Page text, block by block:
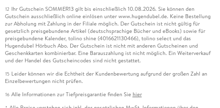
12 Ihr Gutschein SOMMER13 gilt bis einschließlich 10.08.2026. Sie können den
Gutschein ausschließlich online einlösen unter www.hugendubel.de. Keine Bestellung
zur Abholung mit Zahlung in der Filiale möglich. Der Gutschein ist nicht gültig für
gesetzlich preisgebundene Artikel (deutschsprachige Bücher und eBooks) sowie für
preisgebundene Kalender, tolino shine (4016621130466), tolino select und das
Hugendubel Hörbuch Abo. Der Gutschein ist nicht mit anderen Gutscheinen und
Geschenkkarten kombinierbar. Eine Barauszahlung ist nicht möglich. Ein Weiterverkauf
und der Handel des Gutscheincodes sind nicht gestattet.
15 Leider können wir die Echtheit der Kundenbewertung aufgrund der großen Zahl an
Einzelbewertungen nicht prüfen.
16 Alle Informationen zur Tiefpreisgarantie finden Sie hier